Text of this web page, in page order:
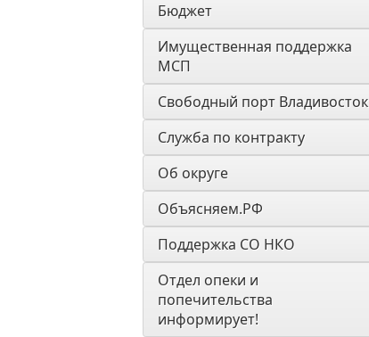
Бюджет
Имущественная поддержка
МСП
Свободный порт Владивосток
Служба по контракту
Об округе
Объясняем.РФ
Поддержка СО НКО
Отдел опеки и
попечительства
информирует!